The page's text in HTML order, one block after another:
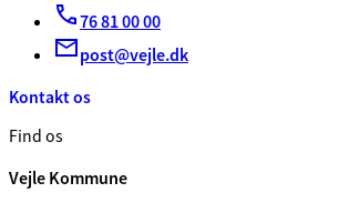
76 81 00 00
post@vejle.dk
Kontakt os
Find os
Vejle Kommune